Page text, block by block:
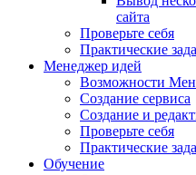
сайта
Проверьте себя
Практические
Менеджер идей
Возможности
Создание сервиса
Создание и
Проверьте себя
Практические
Обучение